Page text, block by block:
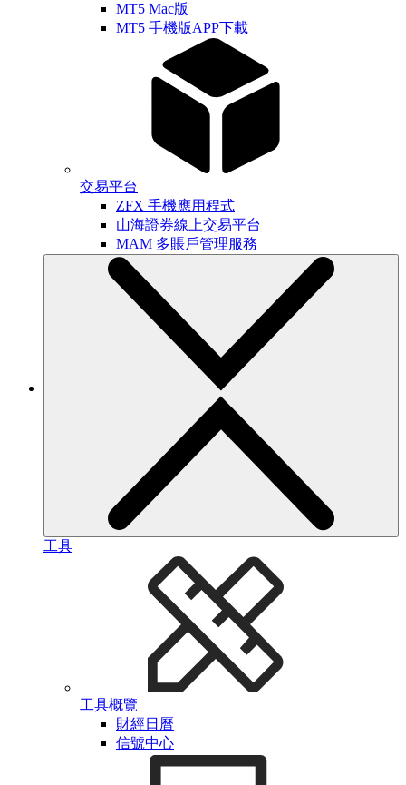
MT5 Mac版
MT5 手機版APP下載
交易平台
ZFX 手機應用程式
山海證券線上交易平台
MAM 多賬戶管理服務
工具
工具概覽
財經日曆
信號中心